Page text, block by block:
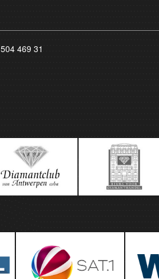
469 31